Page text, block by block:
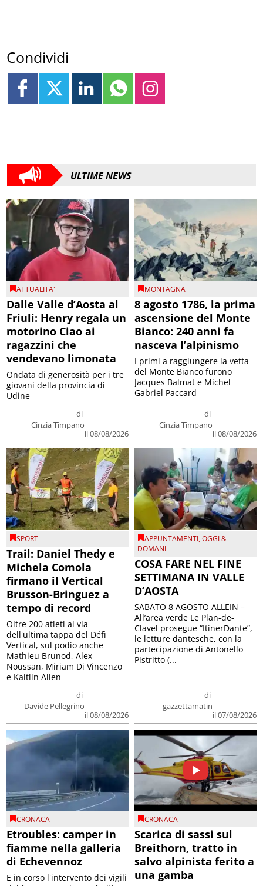
Condividi
ULTIME NEWS
ATTUALITA'
Dalle Valle d’Aosta al
Friuli: Henry regala un
motorino Ciao ai
ragazzini che
vendevano limonata
di
Cinzia Timpano
il 08/08/2026
Ondata di generosità per i tre
giovani della provincia di
Udine
MONTAGNA
8 agosto 1786, la prima
ascensione del Monte
Bianco: 240 anni fa
nasceva l’alpinismo
di
Cinzia Timpano
il 08/08/2026
I primi a raggiungere la vetta
del Monte Bianco furono
Jacques Balmat e Michel
Gabriel Paccard
SPORT
Trail: Daniel Thedy e
Michela Comola
firmano il Vertical
Brusson-Bringuez a
tempo di record
di
Davide Pellegrino
il 08/08/2026
Oltre 200 atleti al via
dell'ultima tappa del Défì
Vertical, sul podio anche
Mathieu Brunod, Alex
Noussan, Miriam Di Vincenzo
e Kaitlin Allen
APPUNTAMENTI,OGGI &
DOMANI
COSA FARE NEL FINE
SETTIMANA IN VALLE
D’AOSTA
di
gazzettamatin
il 07/08/2026
SABATO 8 AGOSTO ALLEIN –
All’area verde Le Plan-de-
Clavel prosegue “ItinerDante”,
le letture dantesche, con la
partecipazione di Antonello
Pistritto (...
CRONACA
Etroubles: camper in
fiamme nella galleria
di Echevennoz
E in corso l'intervento dei vigili
CRONACA
Scarica di sassi sul
Breithorn, tratto in
salvo alpinista ferito a
una gamba